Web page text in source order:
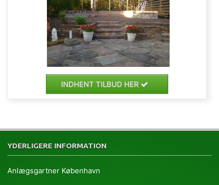
INDHENT TILBUD HER
YDERLIGERE INFORMATION
Anlægsgartner København